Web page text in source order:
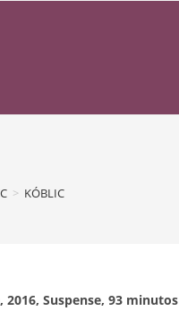
> KÓBLIC
2016, Suspense, 93 minutos